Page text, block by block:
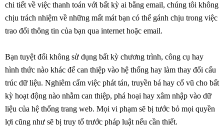
chi tiết về việc thanh toán với bất kỳ ai bằng email, chúng tôi không
chịu trách nhiệm về những mất mát bạn có thể gánh chịu trong việc
trao đổi thông tin của bạn qua internet hoặc email.
Bạn tuyệt đối không sử dụng bất kỳ chương trình, công cụ hay
hình thức nào khác để can thiệp vào hệ thống hay làm thay đổi cấu
trúc dữ liệu. Nghiêm cấm việc phát tán, truyền bá hay cổ vũ cho bất
kỳ hoạt động nào nhằm can thiệp, phá hoại hay xâm nhập vào dữ
liệu của hệ thống trang web. Mọi vi phạm sẽ bị tước bỏ mọi quyền
lợi cũng như sẽ bị truy tố trước pháp luật nếu cần thiết.